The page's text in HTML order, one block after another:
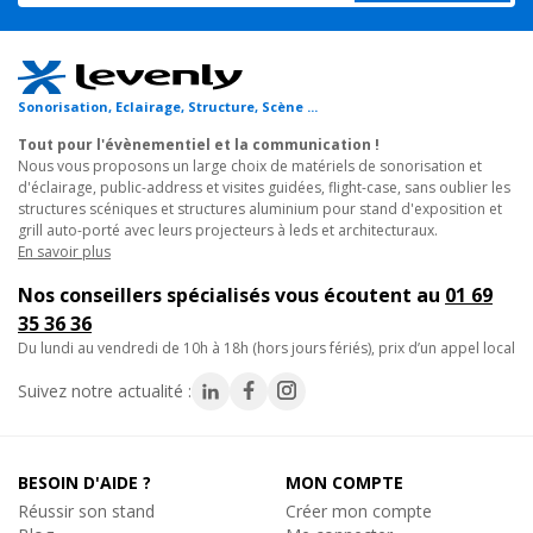
Pour un rendement optimal, ADJ recommande d'utiliser le
liquide à fumée "Kool Fog" (Liquide de fumée spécialement
conçu pour ce genre d'application) avec l'Entour Chill car il aide à
créer de la fumée basse très dense.
Caractéristiques techniques :
Fonctions
• Corps de chauffe de 800W
continuelle sans temps de chauffe supplémentaire
• Utilise du liquide à fumée standard et des cubes de glace
(même dans des sachets)
• Sortie de fumée permanente (jusqu'à 1 heure)
Contrôle
• 4 modes opérationnels : Mode Timer, Mode d'envoi manuel,
Sonorisation, Eclairage, Structure, Scène ...
Tout pour l'évènementiel et la communication !
Nous vous proposons un large choix de matériels de sonorisation et
d'éclairage, public-address et visites guidées, flight-case, sans oublier les
structures scéniques et structures aluminium pour stand d'exposition et
grill auto-porté avec leurs projecteurs à leds et architecturaux.
En savoir plus
Nos conseillers spécialisés vous écoutent au 01 69
35 36 36
du lundi au vendredi de 10h à 18h (hors jours fériés), prix d’un appel local
Suivez notre actualité :
BESOIN D'AIDE ?
Réussir son stand
MON COMPTE
Créer mon compte